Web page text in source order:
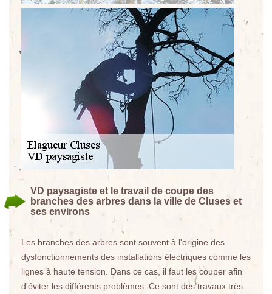
VD paysagiste et le travail de coupe des
branches des arbres dans la ville de Cluses et
ses environs
Les branches des arbres sont souvent à l'origine des
dysfonctionnements des installations électriques comme les
lignes à haute tension. Dans ce cas, il faut les couper afin
d'éviter les différents problèmes. Ce sont des travaux très